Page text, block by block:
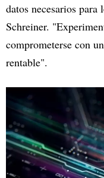
datos necesarios
Schreiner.
comprometerse con
rentable".